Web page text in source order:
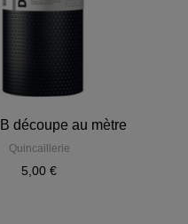
découpe au mètre
Quincaillerie
5,00 €